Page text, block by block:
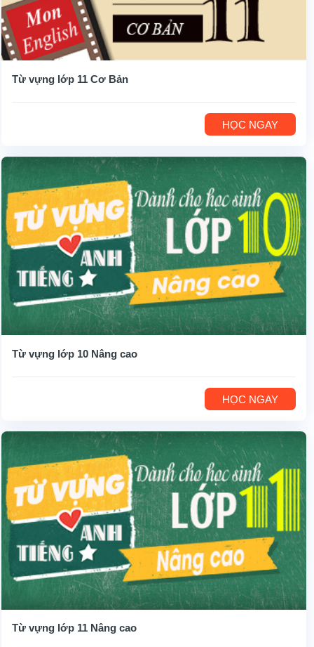
Từ vựng lớp 11 Cơ Bản
HỌC NGAY
Từ vựng lớp 10 Nâng cao
HỌC NGAY
Từ vựng lớp 11 Nâng cao